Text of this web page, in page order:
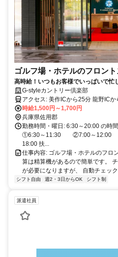
ゴルフ場・ホテルのフロン
高時給！いつもお客様でいっぱいで忙
G-styleカントリー倶楽部
アクセス: 美作ICから25分 龍野ICから44分 相生市から44分 山崎ICか
ら35分 上郡町から24分 ※時間は平
時給1,500円～1,700円
兵庫県佐用郡
勤務時間・曜日: 6:30～20:00 の時
①6:30～11:30 ②7:00～
18:00 扶...
仕事内容: ゴルフ場・ホテルのフロ
算は精算機があるので簡単です。
が必要になりますが、 自動チェッ
シフト自由 週2・3日からOK シフト制
派遣社員